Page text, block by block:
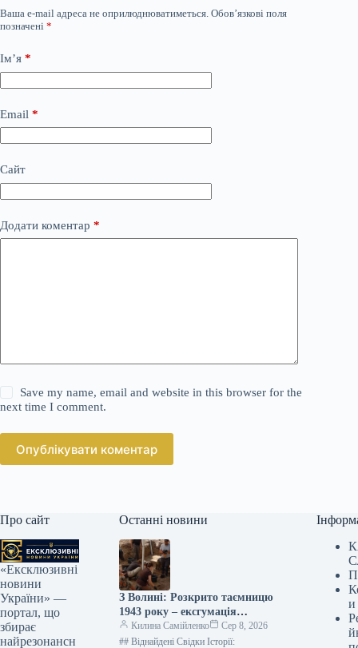
Ваша e-mail адреса не оприлюднюватиметься. Обов’язкові поля
позначені *
Ім’я *
Email *
Сайт
Додати коментар *
Save my name, email and website in this browser for the
next time I comment.
Опублікувати коментар
Про сайт
«Ексклюзивні
новини
України» —
портал, що
збирає
найрезонансн
Останні новини
З Волині: Розкрито таємницю
1943 року – ексгумація
виявила моторошні свідчення
трагедії
Килина Самійленко
Сер 8, 2026
## Віднайдені Свідки Історії:
и